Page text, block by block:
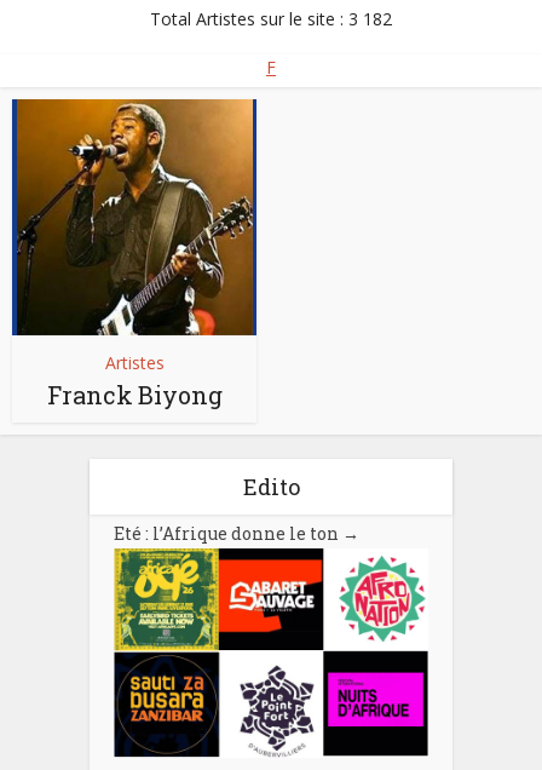
Total Artistes sur le site : 3 182
F
Artistes
Franck Biyong
Edito
Eté : l’Afrique donne le ton →